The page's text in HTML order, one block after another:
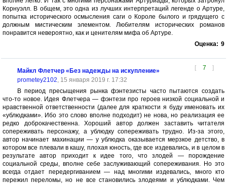
Корнуэлл. В общем, это одна из лучших интерпретаций легенде о Артуре,
попытка исторического осмысления саги о Короле былого и грядущего с
должным мистическим элементом. Любителям исторических романов
понравится невероятно, как и ценителям мифа об Артуре.
Оценка: 9
[ 7 ]
Майкл Флетчер «Без надежды на искупление»
prometey2102, 15 января 2019 г. 17:32
В период пресыщения рынка фэнтезисты часто пытаются создать
что-то новое. Идея Флетчера — фэнтези про героев низкой социальной и
нравственной ответственности (далее для краткости я буду именовать их
«ублюдками». Ибо это слово вполне подходит) не нова, но реализация ее
редко доброкачественна. Хороший автор должен заставить читателя
сопереживать персонажу, а ублюдку сопереживать трудно. Из-за этого,
автор начинает махинации — у ублюдка оказывается мерзкое детство, в
котором все плевали в кашу, плохая юность, где все издевались, и в целом в
результате автор приходит к идее того, что злодей — порождение
социальной среды, вполне себе заслуживающий сопереживания. Но это
всегда отдает передергиванием — над многими издевались, много кто
пережил переломы, но не все становились злодеями и ублюдками. Чем